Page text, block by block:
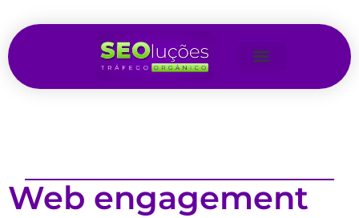
Web engagement